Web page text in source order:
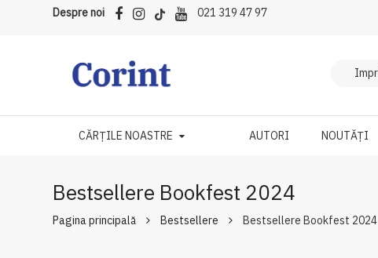
Despre noi 021 319 47 97
CĂRȚILE NOASTRE AUTORI NOUTĂȚI
Bestsellere Bookfest 2024
Pagina principală Bestsellere Bestsellere Bookfest 2024